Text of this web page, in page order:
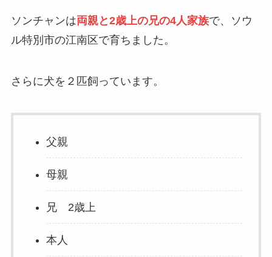
ソンチャンは両親と2歳上の兄の4人家族で、ソウ
ル特別市の江南区で育ちました。
さらに犬を２匹飼っています。
父親
母親
兄 2歳上
本人